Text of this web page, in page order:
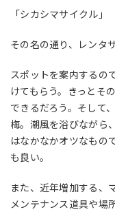
「シカシマサイクル」
その名の通り、レンタ
スポットを案内するの
けてもらう。きっとそ
できるだろう。そして
梅。潮風を浴びながら
はなかなかオツなもの
も良い。
また、近年増加する、
メンテナンス道具や場